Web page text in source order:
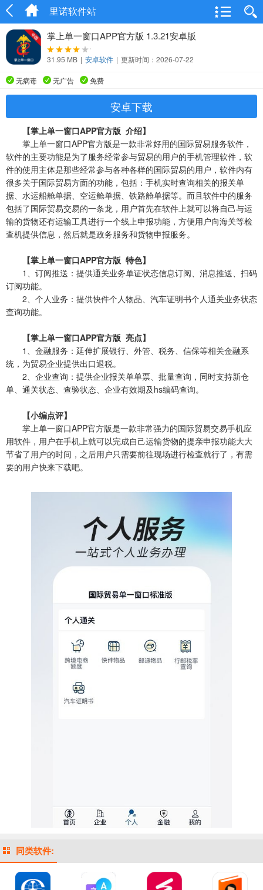
里诺软件站
掌上单一窗口APP官方版 1.3.21安卓版
31.95 MB | 安卓软件 | 更新时间：2026-07-22
无病毒 无广告 免费
安卓下载
【掌上单一窗口APP官方版 介绍】
掌上单一窗口APP官方版是一款非常好用的国际贸易服务软件，
软件的主要功能是为了服务经常参与贸易的用户的手机管理软件，软
件的使用主体是那些经常参与各种各样的国际贸易的用户，软件内有
很多关于国际贸易方面的功能，包括：手机实时查询相关的报关单
据、水运船舱单据、空运舱单据、铁路舱单据等。而且软件中的服务
包括了国际贸易交易的一条龙，用户首先在软件上就可以将自己与运
输的货物还有运输工具进行一个线上申报功能，方便用户向海关等检
查机提供信息，然后就是政务服务和货物申报服务。
【掌上单一窗口APP官方版 特色】
1、订阅推送：提供通关业务单证状态信息订阅、消息推送、扫码
订阅功能。
2、个人业务：提供快件个人物品、汽车证明书个人通关业务状态
查询功能。
【掌上单一窗口APP官方版 亮点】
1、金融服务：延伸扩展银行、外管、税务、信保等相关金融系
统，为贸易企业提供出口退税。
2、企业查询：提供企业报关单单票、批量查询，同时支持新仓
单、通关状态、查验状态、企业有效期及hs编码查询。
【小编点评】
掌上单一窗口APP官方版是一款非常强力的国际贸易交易手机应
用软件，用户在手机上就可以完成自己运输货物的提亲申报功能大大
节省了用户的时间，之后用户只需要前往现场进行检查就行了，有需
要的用户快来下载吧。
同类软件: